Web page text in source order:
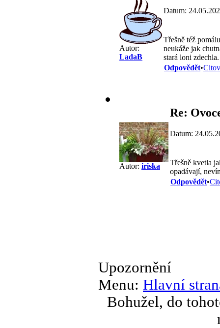
Autor:
LadaB
Datum:
Třešně též
neukáže jak
stará loni
Odpovědět•
Autor: iriska
Re:
Datum:
Třešně kvetla
opadávají,
Odpovědět•
Upozornění
Menu: Hlavní
Bohužel, do